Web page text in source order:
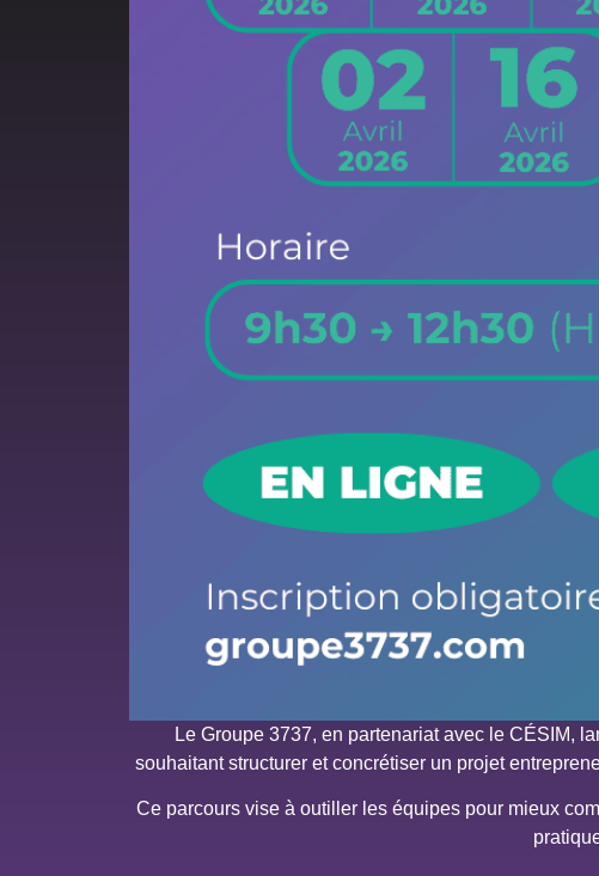
Le Groupe 3737, en partenariat avec le CÉSIM,
souhaitant structurer et concrétiser un projet
Ce parcours vise à outiller les équipes pour mieux